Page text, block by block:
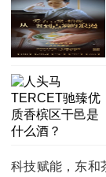
科技赋能，东和